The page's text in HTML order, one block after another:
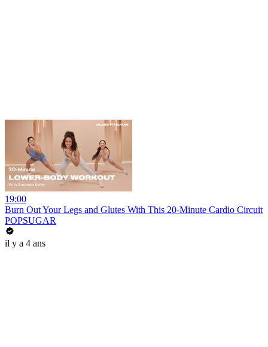
19:00
Burn Out Your Legs and Glutes With This 20-Minute Cardio Circuit
POPSUGAR
il y a 4 ans